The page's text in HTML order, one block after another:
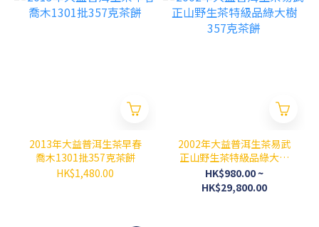
2013年大益普洱生茶早春
喬木1301批357克茶餅
HK$1,480.00
2002年大益普洱生茶易武
正山野生茶特級品綠大樹
357克茶餅
HK$980.00 ~
HK$29,800.00